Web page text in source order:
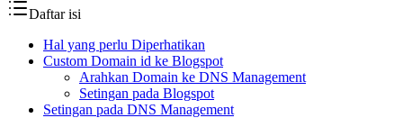
Daftar isi
Hal yang perlu Diperhatikan
Custom Domain id ke Blogspot
Arahkan Domain ke DNS Management
Setingan pada Blogspot
Setingan pada DNS Management